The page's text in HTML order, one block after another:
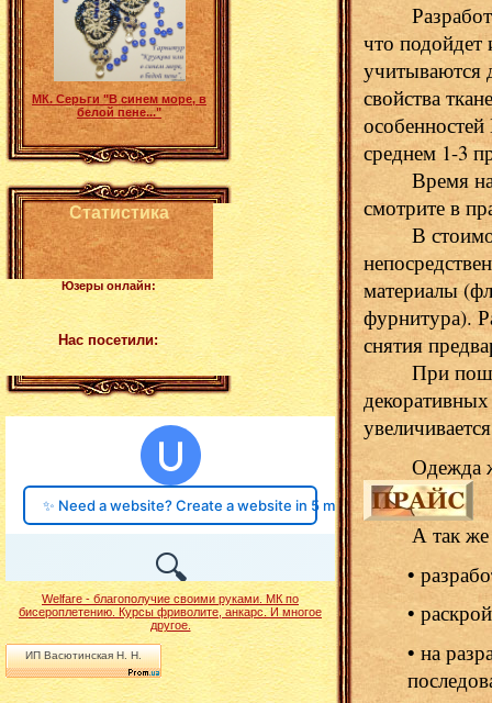
МК. Серьги "В синем море, в
белой пене..."
Статистика
Юзеры онлайн:
Нас посетили:
Welfare - благополучие своими руками. МК по
бисероплетению. Курсы фриволите, анкарс. И многое
другое.
ИП Васютинская Н. Н.
что
учитываются
свойства
среднем 1-3
Время на
смотрите в
В
материалы
фурнитура).
снятия
При
А так же
•
•
• на